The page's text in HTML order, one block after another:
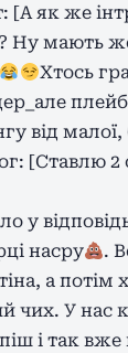
як же
Ну мають
Хтось
від
[Ставлю 2
у
насру
.
а
У нас
і так вже